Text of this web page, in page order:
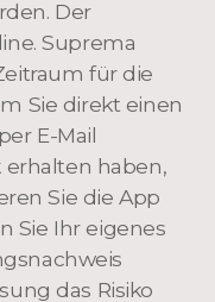
Der
Suprema
für die
Sie direkt einen
E-Mail
erhalten haben,
Sie die App
Sie Ihr eigenes
das Risiko